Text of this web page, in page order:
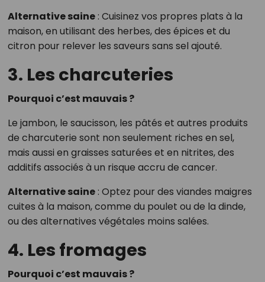
Alternative saine: Cuisinez vos propres plats à la
maison, en utilisant des herbes, des épices et du
citron pour relever les saveurs sans sel ajouté.
3. Les charcuteries
Pourquoi c’est mauvais ?
Le jambon, le saucisson, les pâtés et autres produits
de charcuterie sont non seulement riches en sel,
mais aussi en graisses saturées et en nitrites, des
additifs associés à un risque accru de cancer.
Alternative saine: Optez pour des viandes maigres
cuites à la maison, comme du poulet ou de la dinde,
ou des alternatives végétales moins salées.
4. Les fromages
Pourquoi c’est mauvais ?